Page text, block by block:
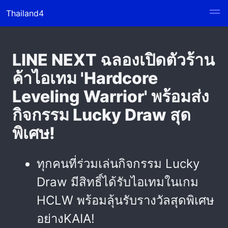
Thailand4
LINE NEXT ฉลองเปิดตัวร้าน
ค้าไอเทม 'Hardcore
Leveling Warrior' พร้อมส่ง
กิจกรรม Lucky Draw สุด
พิเศษ!
ทุกคนที่ร่วมเล่นกิจกรรม Lucky
Draw มีสิทธิ์ได้รับไอเทมในเกม
HCLW พร้อมลุ้นรับรางวัลสุดพิเศษ
อย่างKAIA!